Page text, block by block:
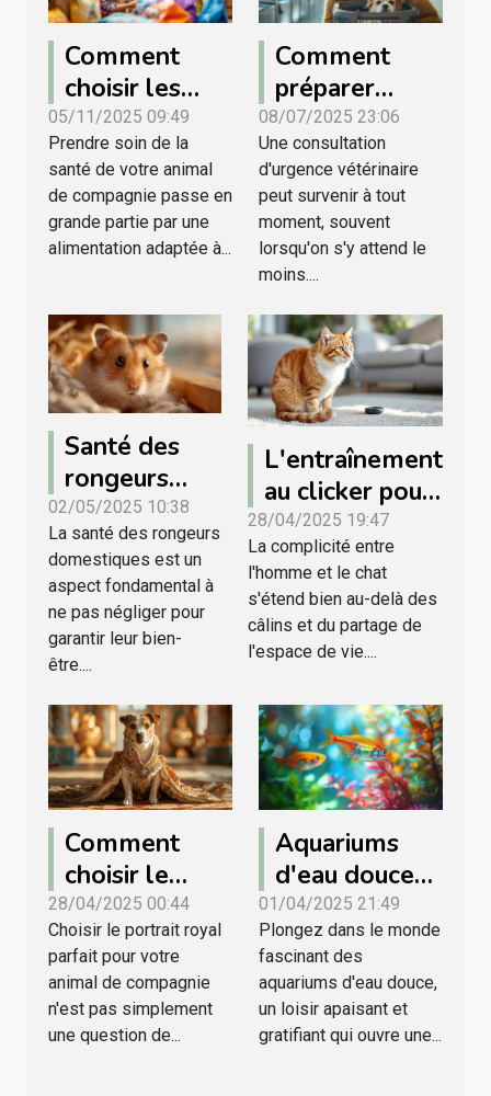
Comment
choisir les
meilleures
croquettes
pour la santé
spécifique de
votre animal ?
05/11/2025 09:49
Prendre soin de la
santé de votre animal
de compagnie passe en
grande partie par une
alimentation adaptée à...
Comment
préparer
votre animal
pour une
consultation
d'urgence ?
08/07/2025 23:06
Une consultation
d'urgence vétérinaire
peut survenir à tout
moment, souvent
lorsqu'on s'y attend le
moins....
Santé des
rongeurs
identifiez et
prévenez les
maladies
communes
chez les
petits
mammifères
domestiques
02/05/2025 10:38
La santé des rongeurs
domestiques est un
aspect fondamental à
ne pas négliger pour
garantir leur bien-
être....
L'entraînement
au clicker pour
les chats une
méthode
ludique pour
renforcer les
liens
28/04/2025 19:47
La complicité entre
l'homme et le chat
s'étend bien au-delà des
câlins et du partage de
l'espace de vie....
Comment
choisir le
meilleur
portrait royal
pour votre
animal de
compagnie
28/04/2025 00:44
Choisir le portrait royal
parfait pour votre
animal de compagnie
n'est pas simplement
une question de...
Aquariums
d'eau douce
pour
débutants
choix des
espèces et
entretien
01/04/2025 21:49
Plongez dans le monde
fascinant des
aquariums d'eau douce,
un loisir apaisant et
gratifiant qui ouvre une...